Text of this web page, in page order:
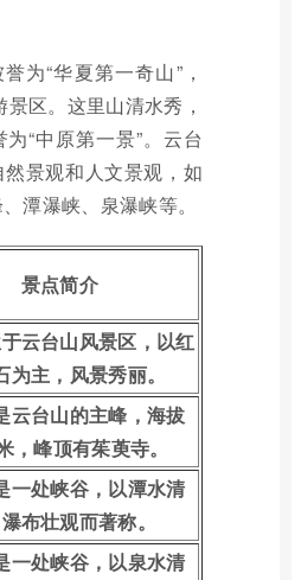
誉为“华夏第一奇山”，
区。这里山清水秀，
“中原第一景”。云台
景观和人文景观，如
潭瀑峡、泉瀑峡等。
景点简介
云台山风景区，以红
为主，风景秀丽。
云台山的主峰，海拔
，峰顶有茱萸寺。
一处峡谷，以潭水清
布壮观而著称。
一处峡谷，以泉水清